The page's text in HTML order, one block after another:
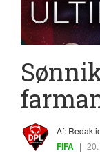
Af:
FIFA |